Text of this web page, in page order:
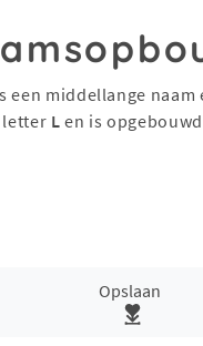
een middellange
letter L en is
Opslaan